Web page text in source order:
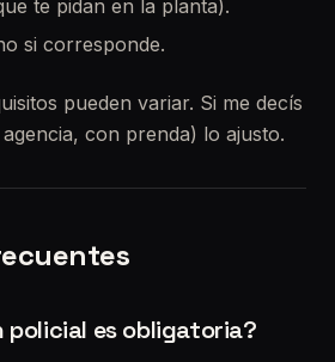
te pidan en la planta).
si corresponde.
pueden variar. Si me decís
con prenda) lo ajusto.
policial es obligatoria?